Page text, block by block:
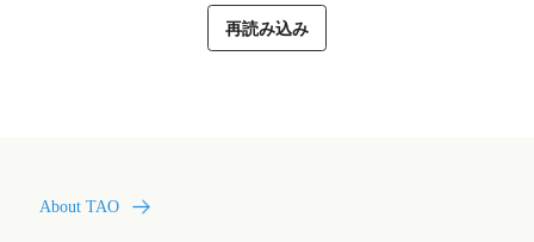
再読み込み
About TAO